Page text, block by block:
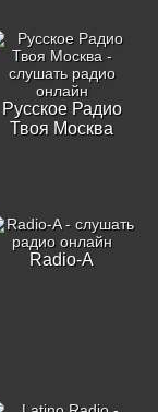
Русское Радио
Твоя Москва
Radio-A